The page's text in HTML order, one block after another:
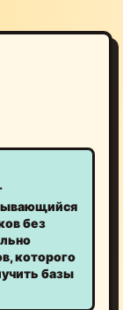
без
которого
базы